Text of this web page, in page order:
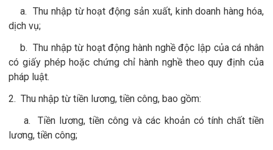
a. Thu nhập từ hoạt động sản xuất, kinh doanh hàng hóa,
dịch vụ;
b. Thu nhập từ hoạt động hành nghề độc lập của cá nhân
có giấy phép hoặc chứng chỉ hành nghề theo quy định của
pháp luật.
2. Thu nhập từ tiền lương, tiền công, bao gồm:
a. Tiền lương, tiền công và các khoản có tính chất tiền
lương, tiền công;